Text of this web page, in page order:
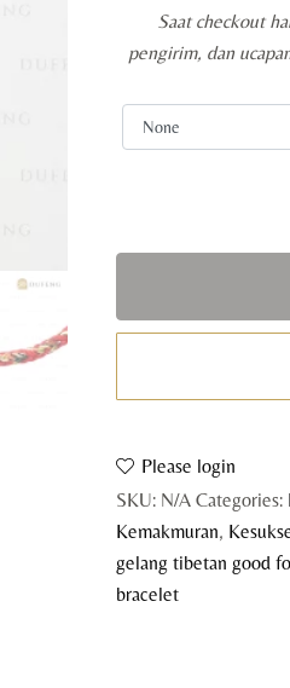
Saat checkout
pengirim, dan
Please login
SKU: N/A Categories:
Kemakmuran,
gelang tibetan good
bracelet